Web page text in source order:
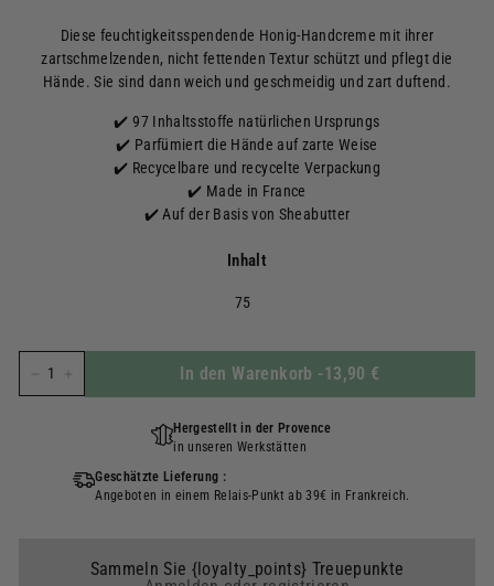
Diese feuchtigkeitsspendende Honig-Handcreme mit ihrer
zartschmelzenden, nicht fettenden Textur schützt und pflegt die
Hände. Sie sind dann weich und geschmeidig und zart duftend.
✔️ 97 Inhaltsstoffe natürlichen Ursprungs
✔️ Parfümiert die Hände auf zarte Weise
✔️ Recycelbare und recycelte Verpackung
✔️ Made in France
✔️ Auf der Basis von Sheabutter
Inhalt
75
In den Warenkorb -13,90 €
Hergestellt in der Provence
in unseren Werkstätten
Geschätzte Lieferung :
Angeboten in einem Relais-Punkt ab 39€ in Frankreich.
Sammeln Sie {loyalty_points} Treuepunkte